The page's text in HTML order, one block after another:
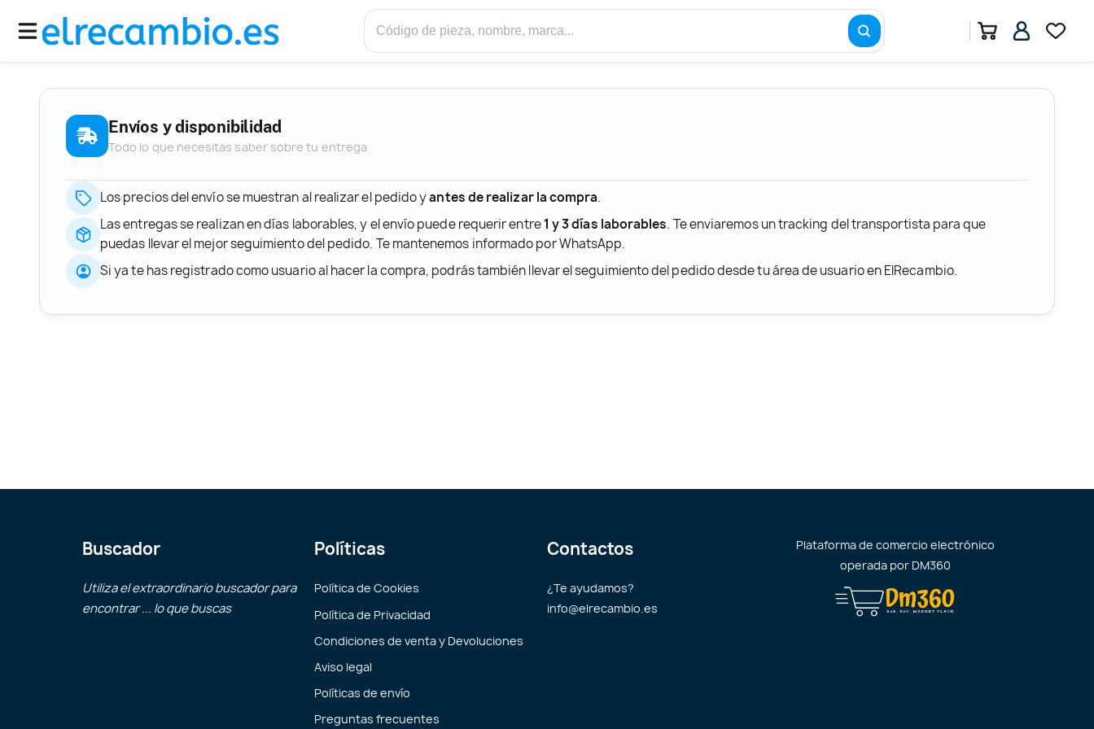
Envíos y disponibilidad
Todo lo que necesitas saber sobre tu entrega
Los precios del envío se muestran al realizar el pedido yantes de realizar la compra.
Las entregas se realizan en días laborables, y el envío puede requerir entre1 y 3 días laborables. Te enviaremos un tracking del transportista para que
puedas llevar el mejor seguimiento del pedido. Te mantenemos informado por WhatsApp.
Si ya te has registrado como usuario al hacer la compra, podrás también llevar el seguimiento del pedido desde tu área de usuario en ElRecambio.
Buscador
Utiliza el extraordinario buscador para
encontrar ... lo que buscas
Políticas
Política de Cookies
Política de Privacidad
Condiciones de venta y Devoluciones
Aviso legal
Políticas de envío
Preguntas frecuentes
Contactos
¿Te ayudamos?
info@elrecambio.es
Plataforma de comercio electrónico
operada por DM360